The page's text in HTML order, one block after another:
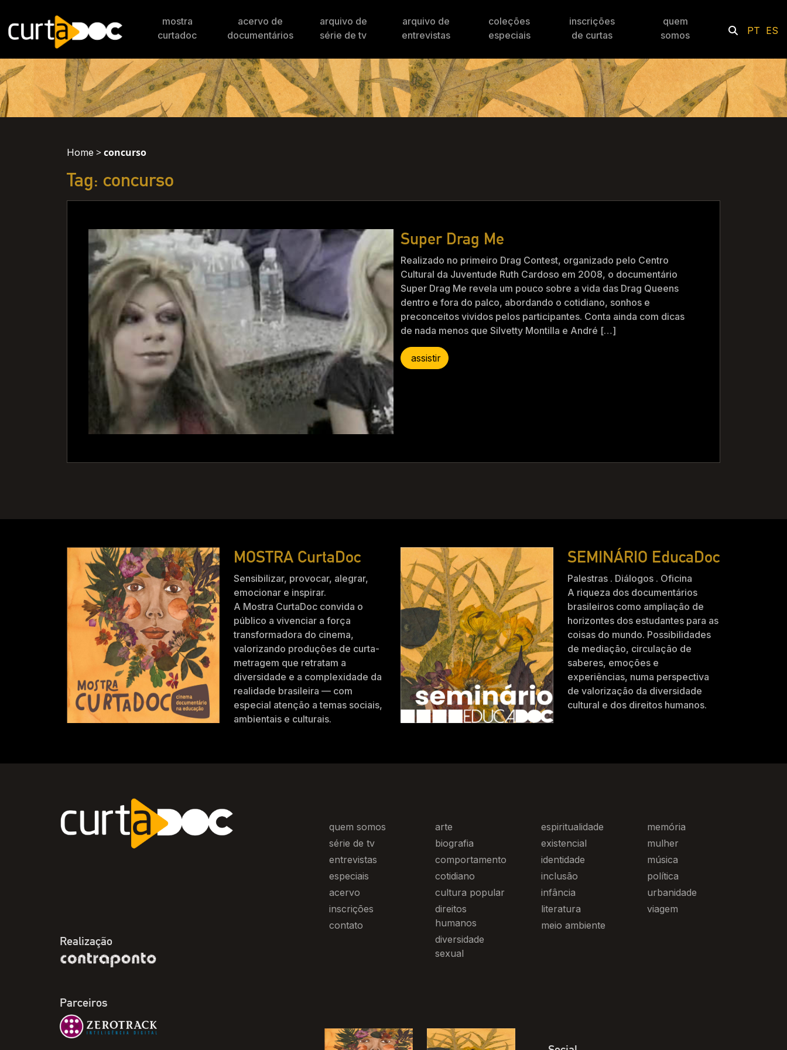
mostra
curtadoc
acervo de
documentários
arquivo de
série de tv
arquivo de
entrevistas
coleções
especiais
inscrições
de curtas
quem
somos
PT ES
Home >concurso
Tag: concurso
Super Drag Me
Realizado no primeiro Drag Contest, organizado pelo Centro
Cultural da Juventude Ruth Cardoso em 2008, o documentário
Super Drag Me revela um pouco sobre a vida das Drag Queens
dentro e fora do palco, abordando o cotidiano, sonhos e
preconceitos vividos pelos participantes. Conta ainda com dicas
de nada menos que Silvetty Montilla e André […]
assistir
MOSTRA CurtaDoc
Sensibilizar, provocar, alegrar,
emocionar e inspirar.
A Mostra CurtaDoc convida o
público a vivenciar a força
transformadora do cinema,
valorizando produções de curta-
metragem que retratam a
diversidade e a complexidade da
realidade brasileira — com
especial atenção a temas sociais,
ambientais e culturais.
SEMINÁRIO EducaDoc
Palestras . Diálogos . Oficina
A riqueza dos documentários
brasileiros como ampliação de
horizontes dos estudantes para as
coisas do mundo. Possibilidades
de mediação, circulação de
saberes, emoções e
experiências, numa perspectiva
de valorização da diversidade
cultural e dos direitos humanos.
Realização
Parceiros
quem somos
série de tv
entrevistas
especiais
acervo
inscrições
contato
arte
biografia
comportamento
cotidiano
cultura popular
direitos
humanos
diversidade
sexual
espiritualidade
existencial
identidade
inclusão
infância
literatura
meio ambiente
memória
mulher
música
política
urbanidade
viagem